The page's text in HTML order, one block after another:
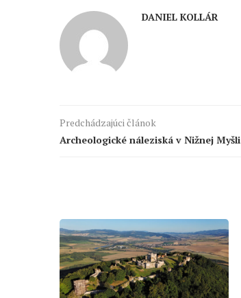
DANIEL KOLLÁR
Predchádzajúci článok
Archeologické náleziská v Nižnej Myšli